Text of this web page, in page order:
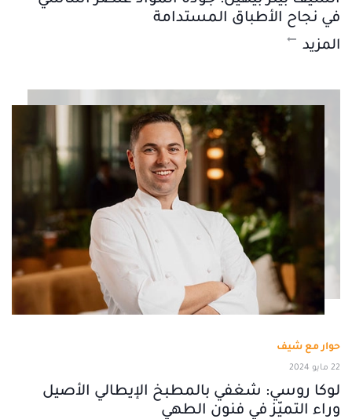
في نجاح الأطباق المستدامة
المزيد
حوار مع شيف
22 مايو 2024
لوكا روسي: شغفي بالمطبخ الإيطالي الأصيل
وراء التميّز في فنون الطهي